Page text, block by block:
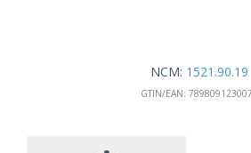
NCM: 1521.90.19
GTIN/EAN: